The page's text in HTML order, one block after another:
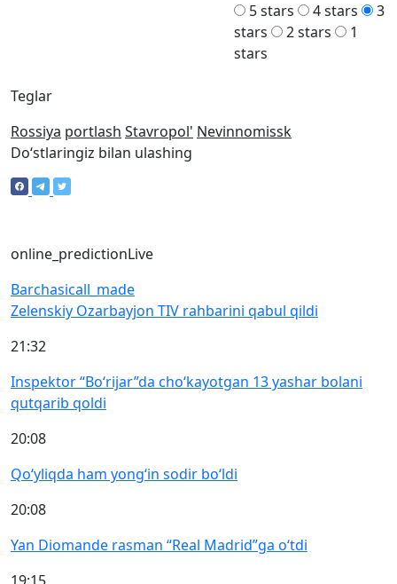
Teglar
Rossiya portlash Stavropol' Nevinnomissk
5 stars
4 stars
3
stars
2 stars
1
stars
Doʻstlaringiz bilan ulashing
online_predictionLive
Barchasicall_made
Zelenskiy Ozarbayjon TIV rahbarini qabul qildi
21:32
Inspektor “Bo‘rijar”da cho‘kayotgan 13 yashar bolani
qutqarib qoldi
20:08
Qo‘yliqda ham yong‘in sodir bo‘ldi
20:08
Yan Diomande rasman “Real Madrid”ga o‘tdi